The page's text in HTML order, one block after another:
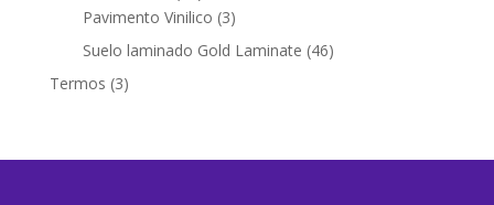
productos
Pavimento Vinilico 33
productos
Suelo laminado Gold Laminate 4646
Termos 33